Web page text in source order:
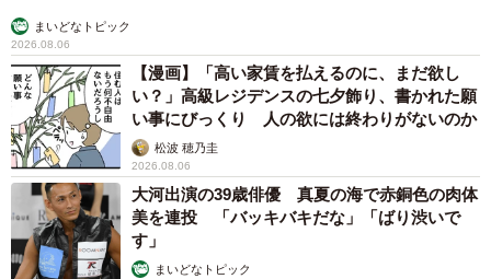
まいどなトピック
2026.08.06
【漫画】「高い家賃を払えるのに、まだ欲し
い？」高級レジデンスの七夕飾り、書かれた願
い事にびっくり 人の欲には終わりがないのか
松波 穂乃圭
2026.08.06
大河出演の39歳俳優 真夏の海で赤銅色の肉体
美を連投 「バッキバキだな」「ばり渋いで
す」
まいどなトピック